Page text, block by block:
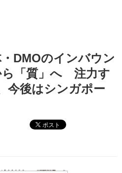
・DMOのインバウン
ら「質」へ 注力す
今後はシンガポー
ポスト